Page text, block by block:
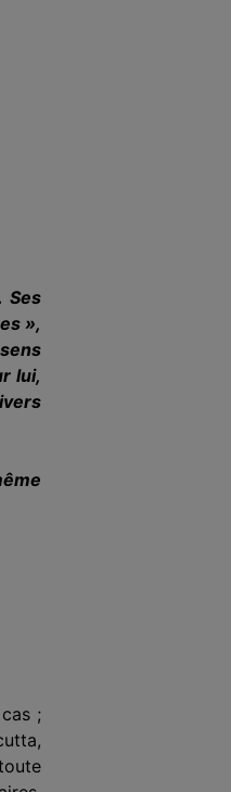
Ses
»,
lui,
;